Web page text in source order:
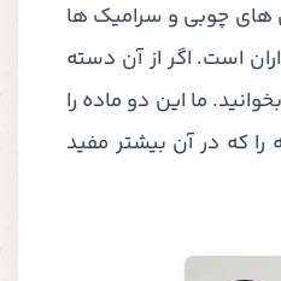
چوبی و سرامیک ها
است. اگر از آن دسته
ما این دو ماده را
که در آن بیشتر مفید